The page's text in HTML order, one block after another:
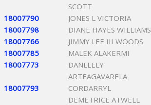
SCOTT
18007790 JONES L VICTORIA
18007798
DIANE HAYES WILLIAMS
18007766
JIMMY LEE III WOODS
18007785
MALEK ALAKERMI
18007773
DANLLELY
ARTEAGAVARELA
18007793
CORDARRYL
DEMETRICE ATWELL